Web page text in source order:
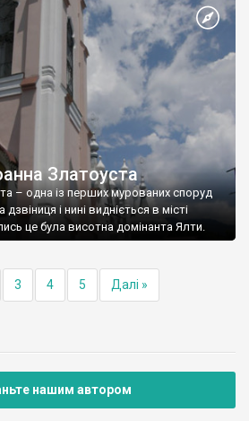
Златоуста
– одна із перших мурованих споруд
і нині видніється в місті
це була висотна домінанта Ялти.
3 4 5 Далі »
нашим автором